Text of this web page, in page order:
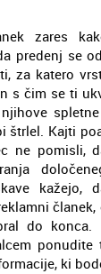
zares
predenj se
za katero
s čim se ti
štrlel. Kajti
ne pomisli,
kažejo,
do konca.
ki